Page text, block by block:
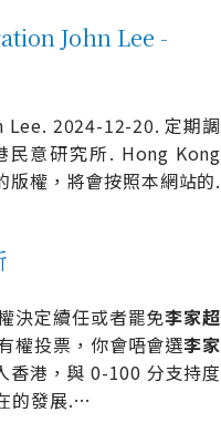
John Lee -
2024-12-20. 定期調
意研究所. Hong Kong
權，將會按照本網站的.
決定續任或者罷免李家超
權投票，你會唔會選李家
香港，與 0-100 分支持度
的發展.…